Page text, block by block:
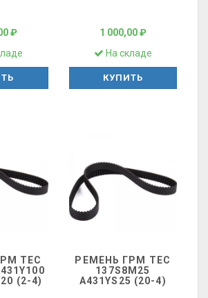
₽
1 000,00 ₽
На складе
КУПИТЬ
ТЕС
(2-4)
РЕМЕНЬ ГРМ ТЕС
137S8M25
A431YS25 (20-4)